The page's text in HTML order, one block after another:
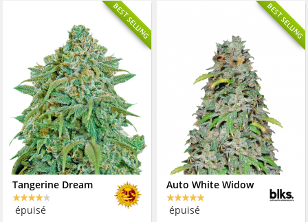
BEST SELLING
Tangerine Dream
épuisé
BEST SELLING
Auto White Widow
épuisé